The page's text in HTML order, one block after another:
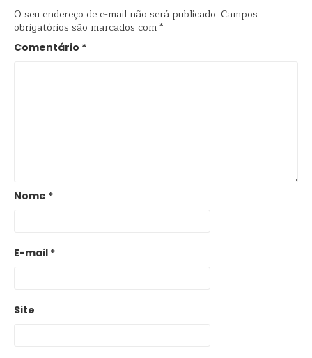
O seu endereço de e-mail não será publicado. Campos
obrigatórios são marcados com*
Comentário *
Nome *
E-mail *
Site